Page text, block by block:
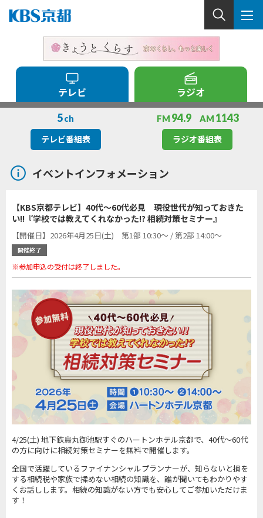
テレビ ラジオ
5 ch
テレビ番組表
FM 94.9 AM 1143
ラジオ番組表
イベントインフォメーション
【KBS京都テレビ】40代～60代必見 現役世代が知っておきた
い!!『学校では教えてくれなかった!? 相続対策セミナー』
【開催日】2026年4月25日(土) 第1部 10:30～ / 第2部 14:00～
開催終了
※参加申込の受付は終了しました。
4/25(土) 地下鉄烏丸御池駅すぐのハートンホテル京都で、40代～60代
の方に向けに相続対策セミナーを無料で開催します。
全国で活躍しているファイナンシャルプランナーが、知らないと損を
する相続税や家族で揉めない相続の知識を、誰が聞いてもわかりやす
くお話しします。相続の知識がない方でも安心してご参加いただけま
す！